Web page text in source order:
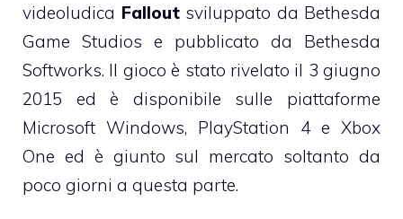
videoludica Falloutsviluppato da Bethesda
Game Studios e pubblicato da Bethesda
Softworks. Il gioco è stato rivelato il 3 giugno
2015 ed è disponibile sulle piattaforme
Microsoft Windows, PlayStation 4 e Xbox
One ed è giunto sul mercato soltanto da
poco giorni a questa parte.